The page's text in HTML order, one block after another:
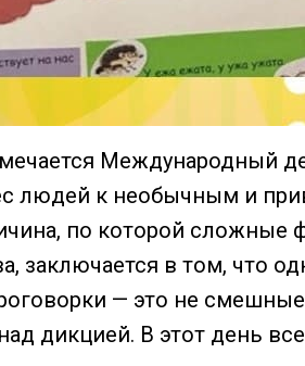
Международный
людей к необычным и
по которой сложные
заключается в том, что
— это не
дикцией. В этот день